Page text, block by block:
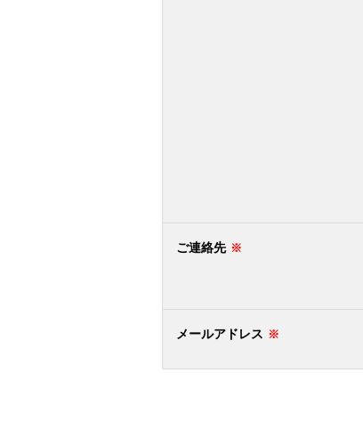
ご連絡先
メールアドレス